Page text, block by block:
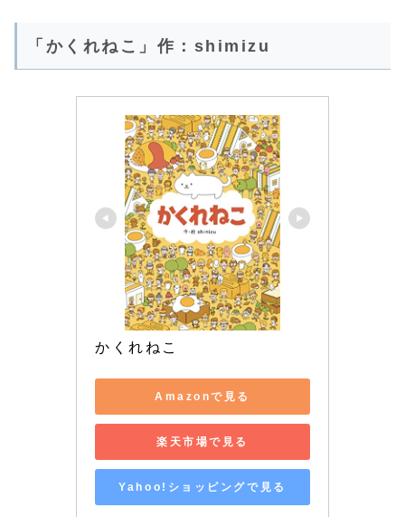
「かくれねこ」作：shimizu
かくれねこ
Amazonで見る
楽天市場で見る
Yahoo!ショッピングで見る